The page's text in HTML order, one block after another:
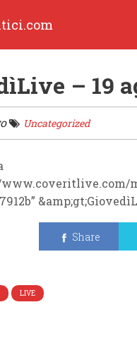
– 19
Uncategorized
Share
LIVE